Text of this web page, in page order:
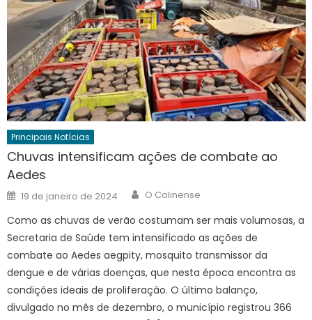
Principais Notícias
Chuvas intensificam ações de combate ao
Aedes
Posted
on
19 de janeiro de 2024 Author
O Colinense
Como as chuvas de verão costumam ser mais volumosas, a
Secretaria de Saúde tem intensificado as ações de
combate ao Aedes aegpity, mosquito transmissor da
dengue e de várias doenças, que nesta época encontra as
condições ideais de proliferação. O último balanço,
divulgado no mês de dezembro, o município registrou 366